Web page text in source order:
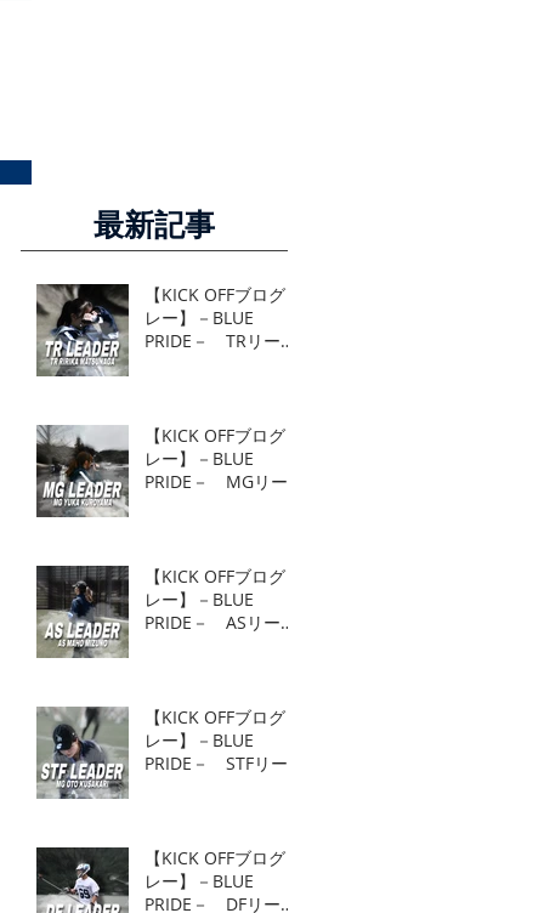
最新記事
【KICK OFFブログリ
レー】－BLUE
PRIDE－ TRリーダ
【KICK OFFブログリ
レー】－BLUE
PRIDE－ MGリー
【KICK OFFブログリ
レー】－BLUE
PRIDE－ ASリーダ
【KICK OFFブログリ
レー】－BLUE
PRIDE－ STFリー
【KICK OFFブログリ
レー】－BLUE
PRIDE－ DFリーダ